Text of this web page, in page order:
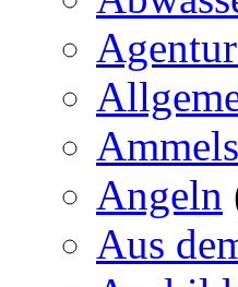
Angeln
Aus